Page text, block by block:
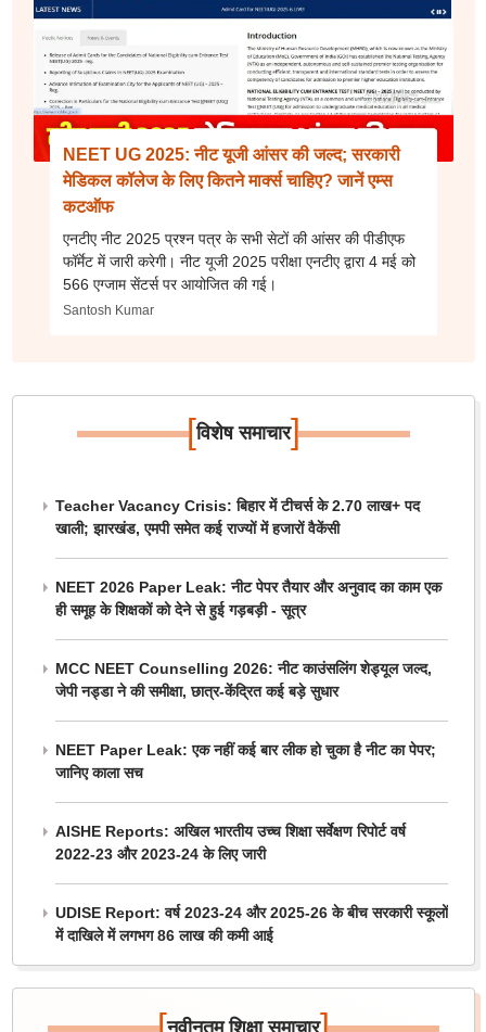
NEET UG 2025: नीट यूजी आंसर की जल्द; सरकारी
मेडिकल कॉलेज के लिए कितने मार्क्स चाहिए? जानें एम्स
कटऑफ
एनटीए नीट 2025 प्रश्न पत्र के सभी सेटों की आंसर की पीडीएफ
फॉर्मेट में जारी करेगी। नीट यूजी 2025 परीक्षा एनटीए द्वारा 4 मई को
566 एग्जाम सेंटर्स पर आयोजित की गई।
Santosh Kumar
[विशेष समाचार]
Teacher Vacancy Crisis: बिहार में टीचर्स के 2.70 लाख+ पद
खाली; झारखंड, एमपी समेत कई राज्यों में हजारों वैकेंसी
NEET 2026 Paper Leak: नीट पेपर तैयार और अनुवाद का काम एक
ही समूह के शिक्षकों को देने से हुई गड़बड़ी - सूत्र
MCC NEET Counselling 2026: नीट काउंसलिंग शेड्यूल जल्द,
जेपी नड्डा ने की समीक्षा, छात्र-केंद्रित कई बड़े सुधार
NEET Paper Leak: एक नहीं कई बार लीक हो चुका है नीट का पेपर;
जानिए काला सच
AISHE Reports: अखिल भारतीय उच्च शिक्षा सर्वेक्षण रिपोर्ट वर्ष
2022-23 और 2023-24 के लिए जारी
UDISE Report: वर्ष 2023-24 और 2025-26 के बीच सरकारी स्कूलों
में दाखिले में लगभग 86 लाख की कमी आई
नवीनतम शिक्षा समाचार